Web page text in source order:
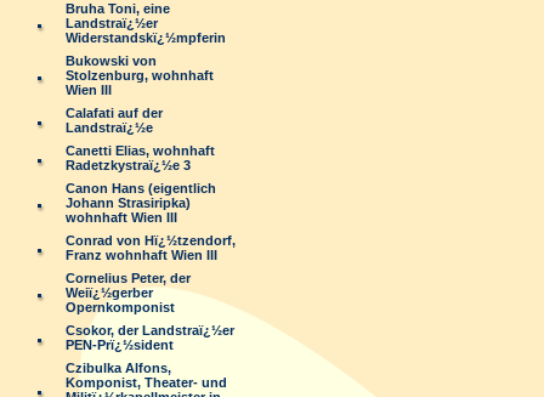
Bruha Toni, eine
Landstraï¿½er
Widerstandskï¿½mpferin
Bukowski von
Stolzenburg, wohnhaft
Wien III
Calafati auf der
Landstraï¿½e
Canetti Elias, wohnhaft
Radetzkystraï¿½e 3
Canon Hans (eigentlich
Johann Strasiripka)
wohnhaft Wien III
Conrad von Hï¿½tzendorf,
Franz wohnhaft Wien III
Cornelius Peter, der
Weiï¿½gerber
Opernkomponist
Csokor, der Landstraï¿½er
PEN-Prï¿½sident
Czibulka Alfons,
Komponist, Theater- und